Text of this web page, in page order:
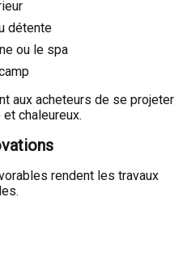
détente
ou le spa
aux acheteurs de se projeter
chaleureux.
rendent les travaux